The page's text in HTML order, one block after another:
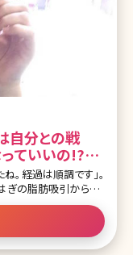
自分との戦
っていいの!?／
らはぎ）体験記
。経過は順調です」。
ぎの脂肪吸引から1カ
容外科クリニックの
細くなっていいんです
ともと普通体型だった
しましたよ。成果が出